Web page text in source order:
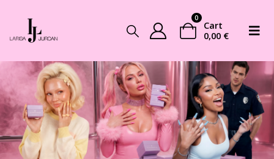
0
Cart
0,00 €